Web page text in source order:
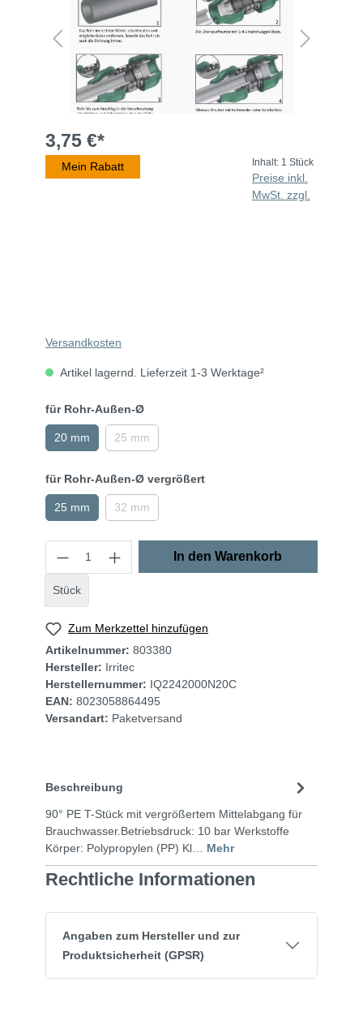
3,75 €*
Mein Rabatt Inhalt: 1 Stück
Preise inkl.
MwSt. zzgl.
Versandkosten
Artikel lagernd. Lieferzeit 1-3 Werktage²
für Rohr-Außen-Ø
20 mm 25 mm
für Rohr-Außen-Ø vergrößert
25 mm 32 mm
Stück
In den Warenkorb
Zum Merkzettel hinzufügen
Artikelnummer: 803380
Hersteller: Irritec
Herstellernummer: IQ2242000N20C
EAN: 8023058864495
Versandart: Paketversand
Beschreibung
90° PE T-Stück mit vergrößertem Mittelabgang für
Brauchwasser.Betriebsdruck: 10 bar Werkstoffe
Körper: Polypropylen (PP) Kl… Mehr
Rechtliche Informationen
Angaben zum Hersteller und zur
Produktsicherheit (GPSR)